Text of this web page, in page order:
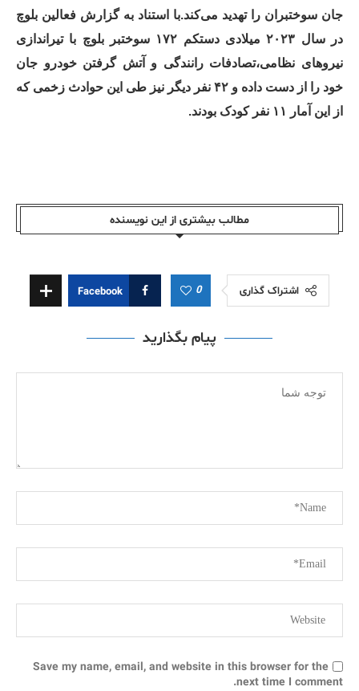
جان سوختبران را تهدید می‌کند.با استناد به گزارش فعالین بلوچ
در سال ۲۰۲۳ میلادی دستکم ۱۷۲ سوختبر بلوچ با تیراندازی
نیروهای نظامی،تصادفات رانندگی و آتش گرفتن خودرو جان
خود را از دست داده و ۴۲ نفر دیگر نیز طی این حوادث زخمی که
از این آمار ۱١ نفر کودک بودند.
مطالب بیشتری از این نویسندە
اشتراک گذاری 0
Facebook
پیام بگذارید
Save my name, email, and website in this browser for the
next time I comment.